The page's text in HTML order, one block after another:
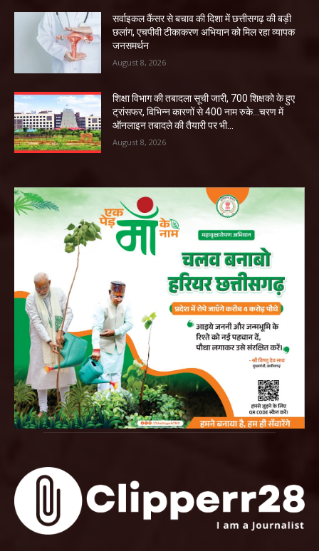
सर्वाइकल कैंसर से बचाव की दिशा में छत्तीसगढ़ की बड़ी
छलांग, एचपीवी टीकाकरण अभियान को मिल रहा व्यापक
जनसमर्थन
August 8, 2026
शिक्षा विभाग की तबादला सूची जारी, 700 शिक्षको के हुए
ट्रांसफर, विभिन्न कारणों से 400 नाम रुके…चरण में
ऑनलाइन तबादले की तैयारी पर भी...
August 8, 2026